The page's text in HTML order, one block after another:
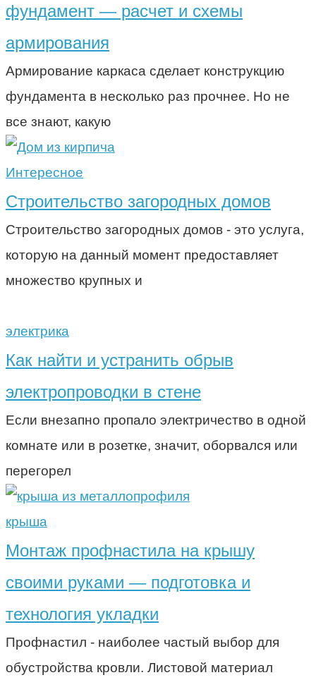
фундамент — расчет и схемы
армирования
Армирование каркаса сделает конструкцию
фундамента в несколько раз прочнее. Но не
все знают, какую
Интересное
Строительство загородных домов
Строительство загородных домов - это услуга,
которую на данный момент предоставляет
множество крупных и
электрика
Как найти и устранить обрыв
электропроводки в стене
Если внезапно пропало электричество в одной
комнате или в розетке, значит, оборвался или
перегорел
крыша
Монтаж профнастила на крышу
своими руками — подготовка и
технология укладки
Профнастил - наиболее частый выбор для
обустройства кровли. Листовой материал